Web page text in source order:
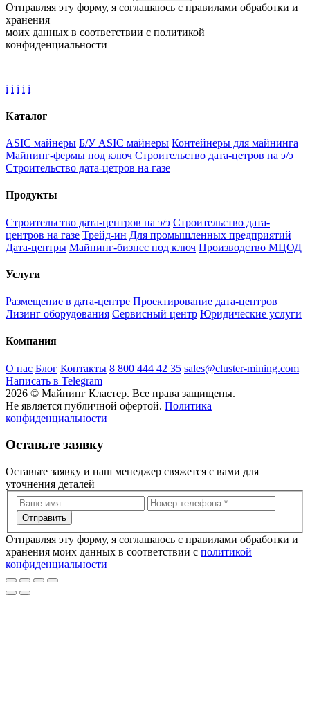
Отправляя эту форму, я соглашаюсь с правилами обработки и
хранения
моих данных в соответствии с политикой
конфиденциальности
i i i i i
Каталог
ASIC майнеры Б/У ASIC майнеры Контейнеры для майнинга
Майнинг-фермы под ключ Строительство дата-цетров на э/э
Строительство дата-цетров на газе
Продукты
Строительство дата-центров на э/э Строительство дата-
центров на газе Трейд-ин Для промышленных предприятий
Дата-центры Майнинг-бизнес под ключ Производство МЦОД
Услуги
Размещение в дата-центре Проектирование дата-центров
Лизинг оборудования Сервисный центр Юридические услуги
Компания
О нас Блог Контакты 8 800 444 42 35 sales@cluster-mining.com
Написать в Telegram
2026 © Майнинг Кластер. Все права защищены.
Не является публичной офертой. Политика
конфиденциальности
Оставьте заявку
Оставьте заявку и наш менеджер свяжется с вами для
уточнения деталей
Отправить
Отправляя эту форму, я соглашаюсь с правилами обработки и
хранения моих данных в соответствии с политикой
конфиденциальности